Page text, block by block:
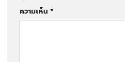
ความเห็น *